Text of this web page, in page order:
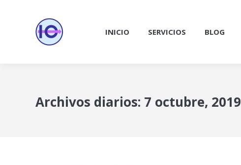
INICIO SERVICIOS BLOG
Archivos diarios: 7 octubre, 2019